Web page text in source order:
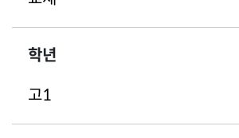
학년
고1